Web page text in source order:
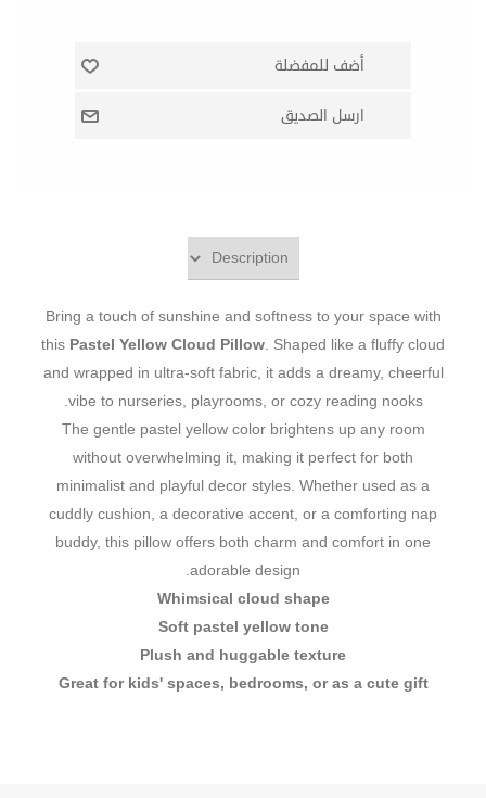
Bring a touch of sunshine and softness to your space with
this Pastel Yellow Cloud Pillow . Shaped like a fluffy cloud
and wrapped in ultra-soft fabric, it adds a dreamy, cheerful
vibe to nurseries, playrooms, or cozy reading nooks.
The gentle pastel yellow color brightens up any room
without overwhelming it, making it perfect for both
minimalist and playful decor styles. Whether used as a
cuddly cushion, a decorative accent, or a comforting nap
buddy, this pillow offers both charm and comfort in one
adorable design.
Whimsical cloud shape
Soft pastel yellow tone
Plush and huggable texture
Great for kids' spaces, bedrooms, or as a cute gift